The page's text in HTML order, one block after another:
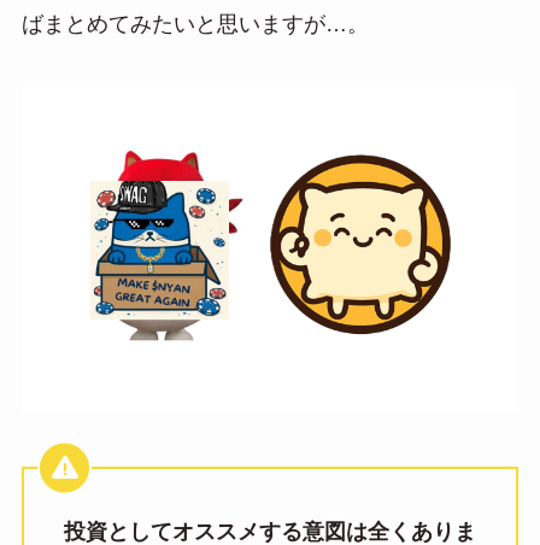
ばまとめてみたいと思いますが…。
投資としてオススメする意図は全くありま